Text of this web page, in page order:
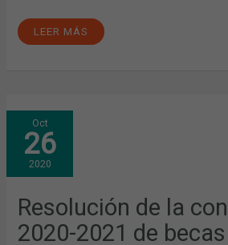
LEER MÁS
Oct
26
2020
Resolución de la
2020-2021 de
RESOLUCIÓN
DE
LA
CONVOCATORIA
2020-
2021
DE
PREMIOS
DEL
COFB